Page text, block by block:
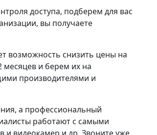
доступа, подберем для вас
вы получаете
возможность снизить цены на
и берем их на
производителями и
а профессиональный
работают с самыми